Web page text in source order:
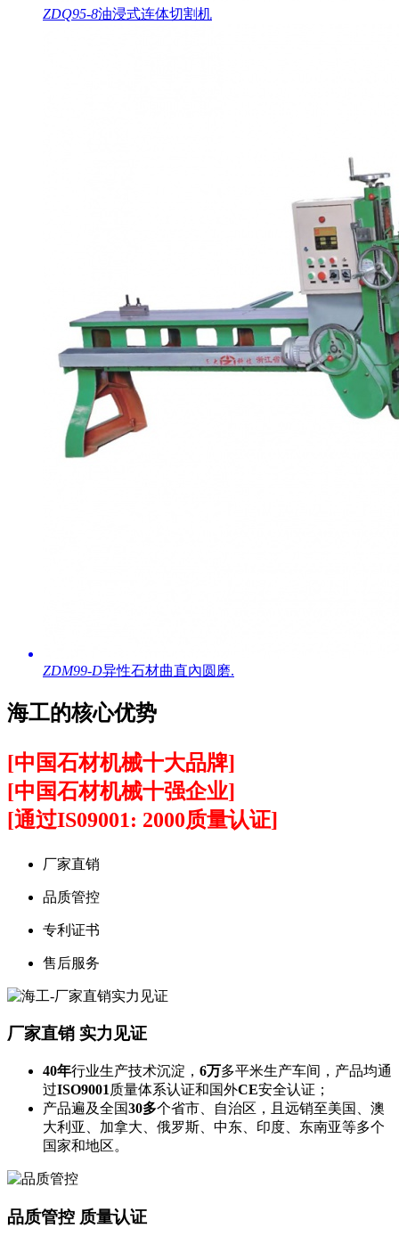
ZDQ95-8油浸式连体切割机
ZDM99-D异性石材曲直內圆磨.
海工的核心优势
[中国石材机械十大品牌]
[中国石材机械十强企业]
[通过IS09001: 2000质量认证]
厂家直销
品质管控
专利证书
售后服务
厂家直销 实力见证
40年行业生产技术沉淀， 6万多平米生产车间，产品均通
过ISO9001 质量体系认证和国外CE安全认证；
产品遍及全国30多个省市、自治区，且远销至美国、澳
大利亚、加拿大、俄罗斯、中东、印度、东南亚等多个
国家和地区。
品质管控 质量认证